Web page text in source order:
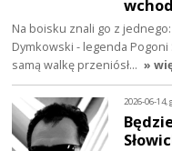
Na boisku znali go z
Dymkowski - legenda
samą walkę przeniósł… »
2026-06-14,